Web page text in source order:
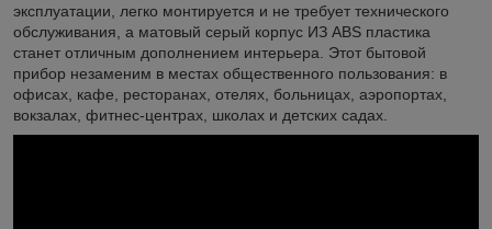
эксплуатации, легко монтируется и не требует технического
обслуживания, а матовый серый корпус ИЗ ABS пластика
станет отличным дополнением интерьера. Этот бытовой
прибор незаменим в местах общественного пользования: в
офисах, кафе, ресторанах, отелях, больницах, аэропортах,
вокзалах, фитнес-центрах, школах и детских садах.